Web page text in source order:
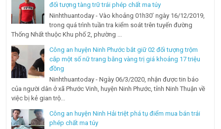
đối tượng tàng trữ trái phép chất ma túy
Ninhthuantoday - Vào khoảng 01h30’ ngày 16/12/2019,
trong quá trình tuần tra kiểm soát trên tuyến đường
Thống Nhất thuộc Khu phố 2, phường ...
Công an huyện Ninh Phước bắt giữ 02 đối tượng trộm
cắp một số nữ trang bằng vàng trị giá khoảng 17 triệu
đồng
Ninhthuantoday - Ngày 06/3/2020, nhận được tin báo
của người dân ở xã Phước Vinh, huyện Ninh Phước, tỉnh Ninh Thuận về
việc bị kẻ gian trộ...
Công an huyện Ninh Hải triệt phá tụ điểm mua bán trái
phép chất ma túy